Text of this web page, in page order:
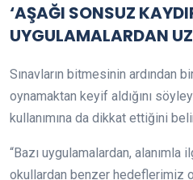
‘AŞAĞI SONSUZ
UYGULAMALARDAN
Sınavların bitmesinin ardından
oynamaktan keyif aldığını
kullanımına da dikkat ettiğini
“Bazı uygulamalardan,
okullardan benzer hedeflerimiz